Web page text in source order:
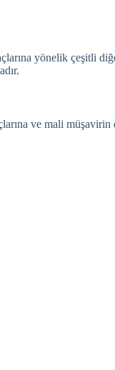
yönelik çeşitli
ve mali